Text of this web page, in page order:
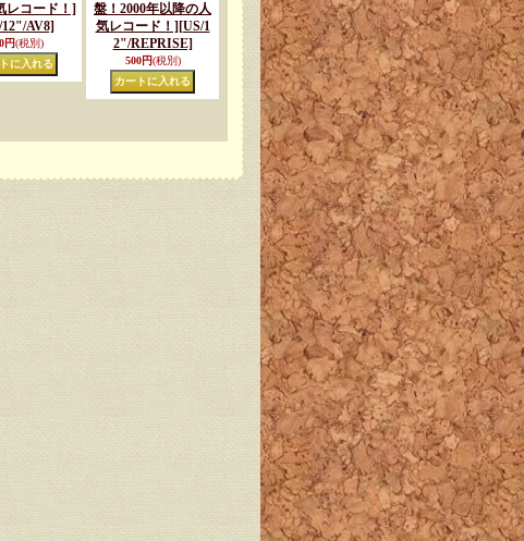
レコード！]
12"/AV8]
円(税別)
盤！2000年以降の人
気レコード！] [US/1
2"/REPRISE]
500円(税別)